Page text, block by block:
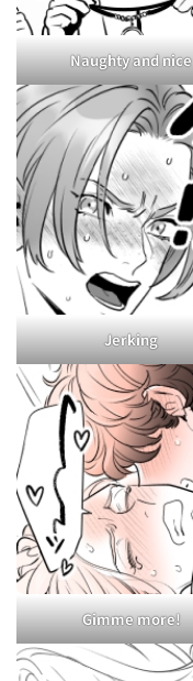
Naughty and nice
Jerking
Gimme more!